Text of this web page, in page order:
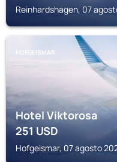
Reinhardshagen, 07
HOFGEISMAR
Hotel Viktorosa
251USD
Hofgeismar, 07 agosto